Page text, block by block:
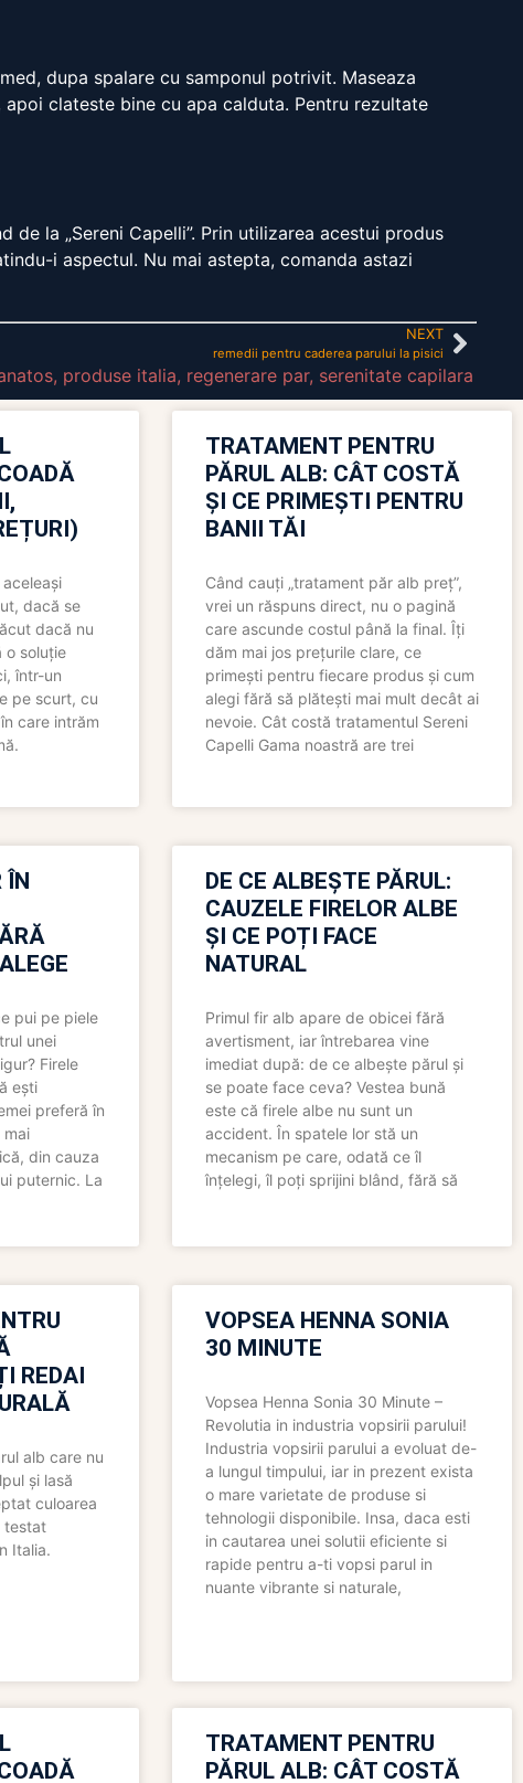
dupa spalare cu samponul potrivit. Maseaza
clateste bine cu apa calduta. Pentru rezultate
la „Sereni Capelli”. Prin utilizarea acestui produs
i aspectul. Nu mai astepta, comanda astazi
NEXT
remedii pentru caderea parului la pisici
, produse italia, regenerare par, serenitate capilara
dacă se
dacă nu
o soluție
într-un
pe scurt, cu
care intrăm
TRATAMENT PENTRU
PĂRUL ALB: CÂT COSTĂ
ȘI CE PRIMEȘTI PENTRU
BANII TĂI
Când cauți „tratament păr alb preț”,
vrei un răspuns direct, nu o pagină
care ascunde costul până la final. Îți
dăm mai jos prețurile clare, ce
primești pentru fiecare produs și cum
alegi fără să plătești mai mult decât ai
nevoie. Cât costă tratamentul Sereni
Capelli Gama noastră are trei
ÎN
pui pe piele
unei
Firele
ești
preferă în
mai
din cauza
puternic. La
DE CE ALBEȘTE PĂRUL:
CAUZELE FIRELOR ALBE
ȘI CE POȚI FACE
NATURAL
Primul fir alb apare de obicei fără
avertisment, iar întrebarea vine
imediat după: de ce albește părul și
se poate face ceva? Vestea bună
este că firele albe nu sunt un
accident. În spatele lor stă un
mecanism pe care, odată ce îl
înțelegi, îl poți sprijini blând, fără să
REDAI
alb care nu
și lasă
culoarea
testat
Italia.
VOPSEA HENNA SONIA
30 MINUTE
Vopsea Henna Sonia 30 Minute –
Revolutia in industria vopsirii parului!
Industria vopsirii parului a evoluat de-
a lungul timpului, iar in prezent exista
o mare varietate de produse si
tehnologii disponibile. Insa, daca esti
in cautarea unei solutii eficiente si
rapide pentru a-ti vopsi parul in
nuante vibrante si naturale,
TRATAMENT PENTRU
PĂRUL ALB: CÂT COSTĂ